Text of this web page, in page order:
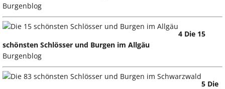
Burgenblog
4 Die 15
schönsten Schlösser und Burgen im Allgäu
Burgenblog
5 Die